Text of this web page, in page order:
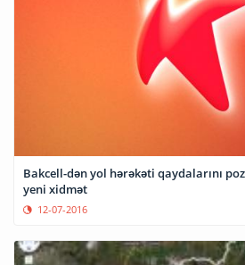
Bakcell-dən yol hərəkəti qaydalarını
yeni xidmət
12-07-2016